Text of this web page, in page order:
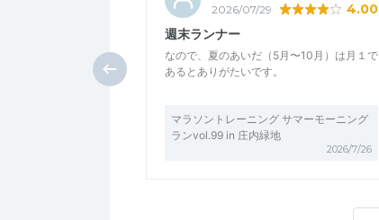
2026/07/29 4.00
週末ランナー
なので、夏のあいだ（5月〜10月）は月１で
あるとありがたいです。
マラソントレーニング サマーモーニング
ランvol.99 in 庄内緑地
2026/7/26